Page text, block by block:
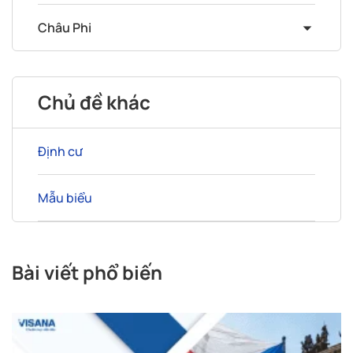
Châu Phi
Chủ đề khác
Định cư
Mẫu biểu
Bài viết phổ biến